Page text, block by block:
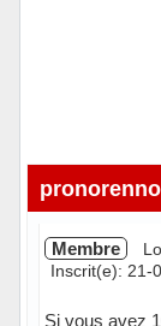
Membre
Inscrit(e): 21-
Si vous avez